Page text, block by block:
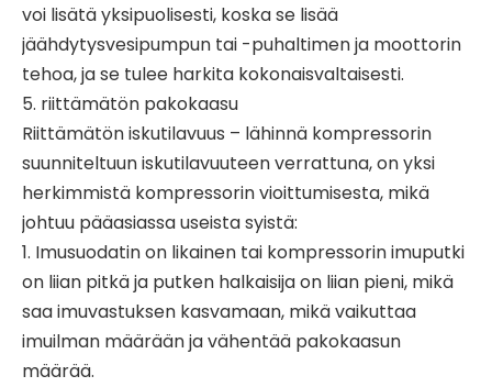
voi lisätä yksipuolisesti, koska se lisää
jäähdytysvesipumpun tai -puhaltimen ja moottorin
tehoa, ja se tulee harkita kokonaisvaltaisesti.
5. riittämätön pakokaasu
Riittämätön iskutilavuus – lähinnä kompressorin
suunniteltuun iskutilavuuteen verrattuna, on yksi
herkimmistä kompressorin vioittumisesta, mikä
johtuu pääasiassa useista syistä:
1. Imusuodatin on likainen tai kompressorin imuputki
on liian pitkä ja putken halkaisija on liian pieni, mikä
saa imuvastuksen kasvamaan, mikä vaikuttaa
imuilman määrään ja vähentää pakokaasun
määrää.